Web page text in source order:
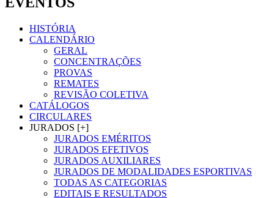
HISTÓRIA
CALENDÁRIO
GERAL
CONCENTRAÇÕES
PROVAS
REMATES
REVISÃO COLETIVA
CATÁLOGOS
CIRCULARES
JURADOS [+]
JURADOS EMÉRITOS
JURADOS EFETIVOS
JURADOS AUXILIARES
JURADOS DE MODALIDADES ESPORTIVAS
TODAS AS CATEGORIAS
EDITAIS E RESULTADOS